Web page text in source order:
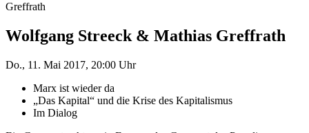
Greffrath
Wolfgang Streeck & Mathias Greffrath
Do., 11. Mai 2017, 20:00 Uhr
Marx ist wieder da
„Das Kapital“ und die Krise des Kapitalismus
Im Dialog